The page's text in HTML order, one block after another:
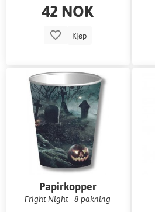
42 NOK
Kjøp
Papirkopper
Fright Night - 8-pakning